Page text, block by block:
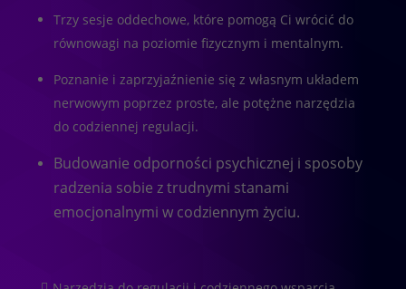
Trzy sesje oddechowe, które pomogą Ci wrócić do
równowagi na poziomie fizycznym i mentalnym.
Poznanie i zaprzyjaźnienie się z własnym układem
nerwowym poprzez proste, ale potężne narzędzia
do codziennej regulacji.
Budowanie odporności psychicznej i sposoby
radzenia sobie z trudnymi stanami
emocjonalnymi w codziennym życiu.